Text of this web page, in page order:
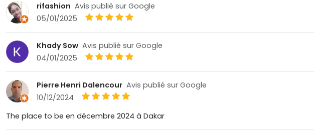
rifashion Avis publié sur Google
05/01/2025
Khady Sow Avis publié sur Google
04/01/2025
Pierre Henri Dalencour Avis publié sur Google
10/12/2024
The place to be en décembre 2024 à Dakar